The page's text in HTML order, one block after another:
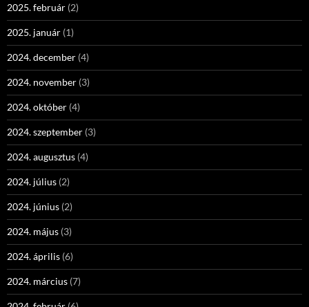
2025. február (2)
2025. január (1)
2024. december (4)
2024. november (3)
2024. október (4)
2024. szeptember (3)
2024. augusztus (4)
2024. július (2)
2024. június (2)
2024. május (3)
2024. április (6)
2024. március (7)